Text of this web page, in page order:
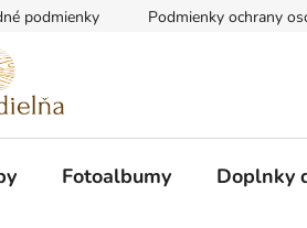
podmienky Podmienky ochrany
Fotoalbumy Doplnky